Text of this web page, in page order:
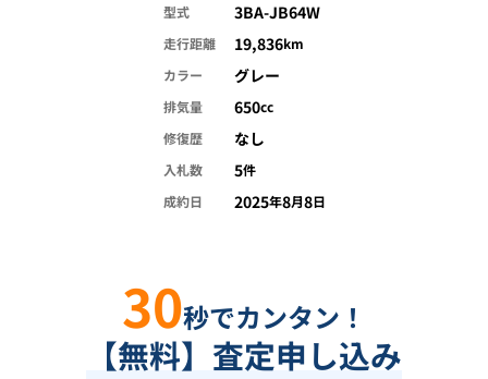
型式 3BA-JB64W
走行距離 19,836km
カラー
グレー
排気量 650cc
修復歴
なし
入札数 5件
成約日
2025年8月8日
30秒でカンタン！
【無料】査定申し込み